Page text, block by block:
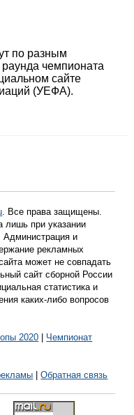
по разным
чемпионата
сайте
(УЕФА).
. Все права защищены.
лишь при указании
Администрация и
рекламных
может не совпадать
сайт сборной России
статистика и
каких-либо вопросов
2020
Чемпионат
|Обратная связь